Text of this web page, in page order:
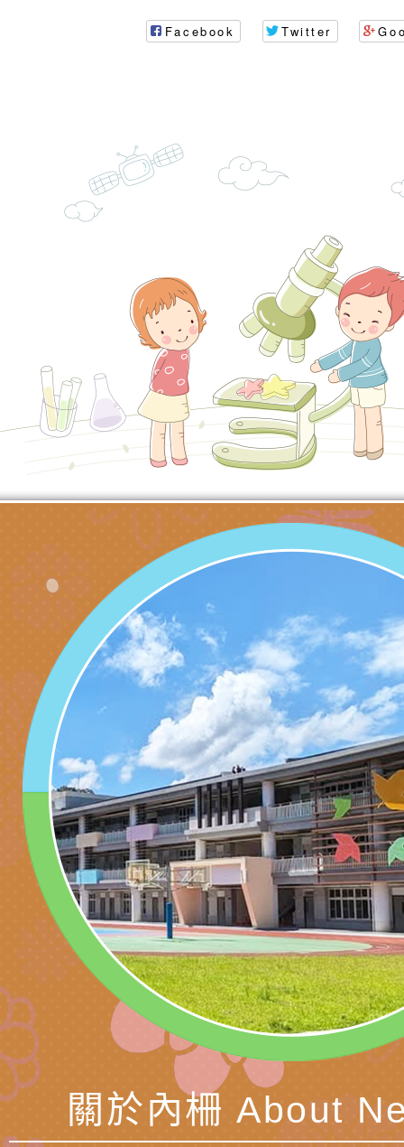
多元文化遊戲室之規
不只是遊戲 - 兒童遊
門工作坊 （中部場
月份公共服務政策溝
桃園市龜山區大坑國
成長」
文化遊戲室之規畫與
材應注意之可及性格
有關本市桃園區中埔
「桃園市115年度兒
情緒管理訓練-獨輪
施計畫」
有關國立羅東高級中
「生命教育議題深化
議題論壇與生命塔羅
檢送LED跑馬燈文字
託播影片
有關教育部特殊教育
團學前及國中小身障
理「普特協作—課程
知能工作坊」
有關國立臺中教育大
「115年適應運動經
題交流工作坊」活動
轉知教育部國教署生
業發展中心（國立羅
學）辦理「115年度
題融入教學－國民中
（教材）推薦實施計
檢送桃園市政府LED
字稿及LCD託播圖片
檢送桃園市政府LED
字稿及LCD託播影（
國家發展委員會檔案
理本(115)年「春遊
動
檢送桃園市政府家庭
「小桃家4月課程資
姻怎麼翻譯－青少年
工作坊」、「愛『原
親子共學同樂會」、
代愛在陪伴」、「親
時光」海報
西門國小114學年度
親職教育講座「如何
情緒力？—用SEL玩
子溝通之秘訣」
有關財團法人中華國
礙者生命教育推廣協
「環保愛台灣」第五
礙者中小學生環保繪
檢送行政院新聞傳播
月份公共服務政策溝
訊
有關桃園市政府家庭
辦理115年原住民家
『原原』不絕－親子
會」
桃園市大溪區田心國
理「桃園市115年度
職員及家長特教知能
轉知中華民國全國家
會（以下簡稱全家協
115年國民小學學生
明會」
轉知台中市身心障礙
協會辦理「臺中市第
之光身心障礙繪畫徵
展」活動
檢送國立臺南大學辦
視覺障礙學生儀表及
學研習」實施計畫(
「區域職業試探與體
心」、「自造教育及
中心」及「國中小職
習營」等師生，參訪
轉知本市辦理「115
者保齡球賽」
檢送桃園市政府LED
字稿及LCD託播影（
轉知衛生福利部社會
Facebook Twitter
關於內柵 About